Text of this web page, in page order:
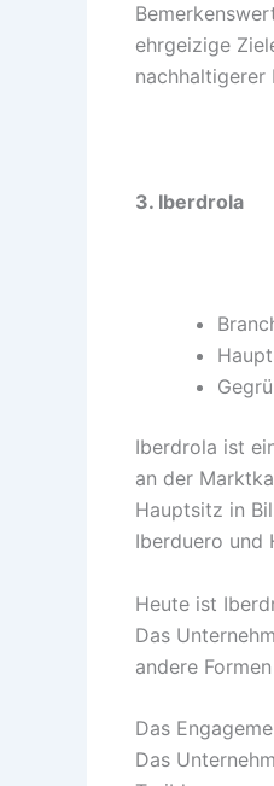
ehrgeizige
nachhaltigerer
3. Iberdrola
Iberdrola ist
an der
Hauptsitz in
Iberduero und
Heute ist
Das
andere
Das
Das